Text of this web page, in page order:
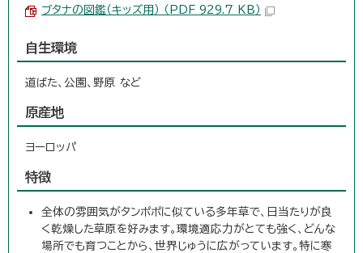
ブタナの図鑑（キッズ用） （PDF 929.7 KB）
自生環境
道ばた、公園、野原 など
原産地
ヨーロッパ
特徴
全体の雰囲気がタンポポに似ている多年草で、日当たりが良
く乾燥した草原を好みます。環境適応力がとても強く、どんな
場所でも育つことから、世界じゅうに広がっています。特に寒